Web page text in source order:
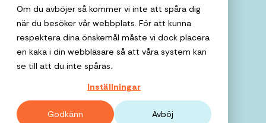
Om du avböjer så kommer vi inte att spåra dig
när du besöker vår webbplats. För att kunna
respektera dina önskemål måste vi dock placera
en kaka i din webbläsare så att våra system kan
se till att du inte spåras.
Inställningar
Godkänn Avböj
Boka
företagsresan
med oss
lägre
på både
resenären och
destinationen.
resepartner?
Som lägre priser,
exempel med
Vårt verktyg
stöttar
för privata
företag
Vi ger
företagsresor
personlighet
och skapar
offentlig
verksamhet
Lingmerths
ramavtal med
Kammarkollegiet
När du ska
konferenser,
gruppresor,
Sveriges äldsta
resebyråer. Med 75
års erfarenhet i
ryggen är vi
fortfarande nyfikna
på samtiden och vi
tror starkt på det
Lingmerths
Group
kvalificerad
partner för
nyheter, resetips och praktiska råd.
Allt du behöver veta för att göra din
affärsresa smidig och bekväm.